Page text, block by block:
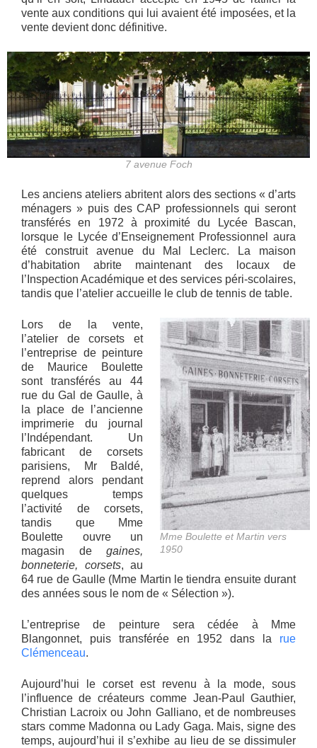
vente aux conditions qui lui avaient été imposées, et la
vente devient donc définitive.
7 avenue Foch
Les anciens ateliers abritent alors des sections « d’arts
ménagers » puis des CAP professionnels qui seront
transférés en 1972 à proximité du Lycée Bascan,
lorsque le Lycée d’Enseignement Professionnel aura
été construit avenue du Mal Leclerc. La maison
d’habitation abrite maintenant des locaux de
l’Inspection Académique et des services péri-scolaires,
tandis que l’atelier accueille le club de tennis de table.
Mme Boulette et Martin vers
1950
Lors de la vente,
l’atelier de corsets et
l’entreprise de peinture
de Maurice Boulette
sont transférés au 44
rue du Gal de Gaulle, à
la place de l’ancienne
imprimerie du journal
l’Indépendant. Un
fabricant de corsets
parisiens, Mr Baldé,
reprend alors pendant
quelques temps
l’activité de corsets,
tandis que Mme
Boulette ouvre un
magasin de gaines,
bonneterie, corsets, au
64 rue de Gaulle (Mme Martin le tiendra ensuite durant
des années sous le nom de « Sélection »).
L’entreprise de peinture sera cédée à Mme
Blangonnet, puis transférée en 1952 dans la rue
Clémenceau.
Aujourd’hui le corset est revenu à la mode, sous
l’influence de créateurs comme Jean-Paul Gauthier,
Christian Lacroix ou John Galliano, et de nombreuses
stars comme Madonna ou Lady Gaga. Mais, signe des
temps, aujourd’hui il s’exhibe au lieu de se dissimuler